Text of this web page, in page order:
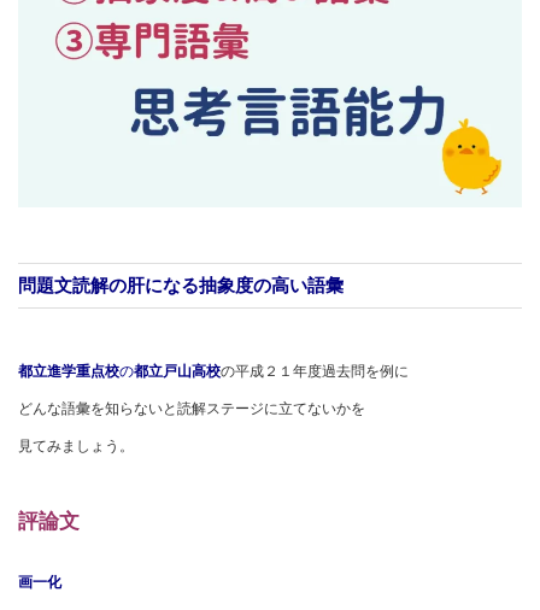
問題文読解の肝になる抽象度の高い語彙
都立進学重点校の都立戸山高校の平成２１年度過去問を例に
どんな語彙を知らないと読解ステージに立てないかを
見てみましょう。
評論文
画一化